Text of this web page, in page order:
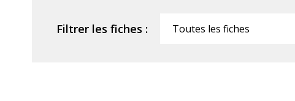
Filtrer les fiches : Filtrer